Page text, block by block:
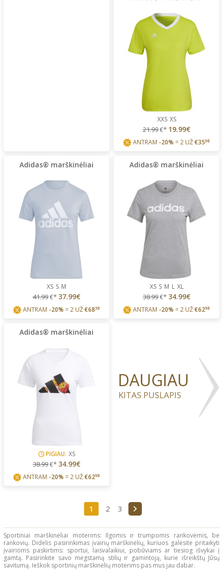
XXS XS
21.99€* 19.99€
ANTRAM -20% = 2 UŽ€3598
Adidas® marškinėliai
XS S M
41.99€* 37.99€
ANTRAM -20% = 2 UŽ€6838
Adidas® marškinėliai
XS S M L XL
38.99€* 34.99€
ANTRAM -20% = 2 UŽ€6298
Adidas® marškinėliai
PIGIAU: XS
38.99€* 34.99€
ANTRAM -20% = 2 UŽ€6298
DAUGIAU
KITAS PUSLAPIS
1 2 3
Sportiniai marškinėliai moterims: Ilgomis ir trumpomis rankovėmis, be
rankovių. Didelis pasirinkimas įvairių marškinėlių, kuriuos galėsite pritaikyti
įvairioms paskirtims: sportui, laisvalaikiui, pobūviams ar tiesiog išvykai į
gamtą. Pasirinkite savo mėgstamą stilių ir gamintoją, kurie išreikštų Jūsų
savitumą. Ieškok sportinių marškinėlių moterims pas mus jau dabar.